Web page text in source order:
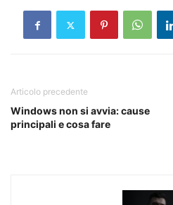
Articolo precedente
Windows non si avvia: cause
principali e cosa fare